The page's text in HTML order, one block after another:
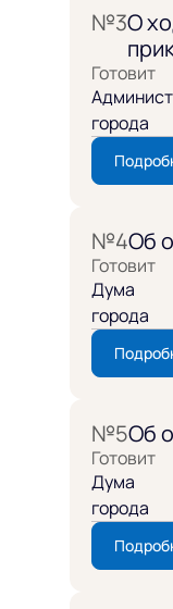
№3О
Готовит
города
№4Об
Готовит
Дума
города
№5Об
Готовит
Дума
города